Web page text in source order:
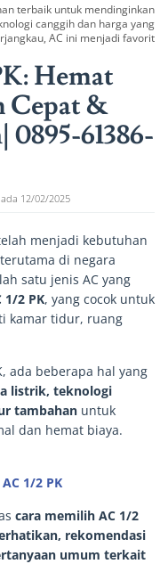
terbaik untuk mendinginkan
canggih dan harga yang
AC ini menjadi favorit
Hemat
Cepat &
61386-
12/02/2025
menjadi kebutuhan
di negara
satu jenis AC yang
1/2 PK, yang cocok untuk
kamar tidur, ruang
ada beberapa hal yang
listrik, teknologi
tambahan untuk
dan hemat biaya.
1/2 PK
cara memilih AC 1/2
rekomendasi
umum terkait